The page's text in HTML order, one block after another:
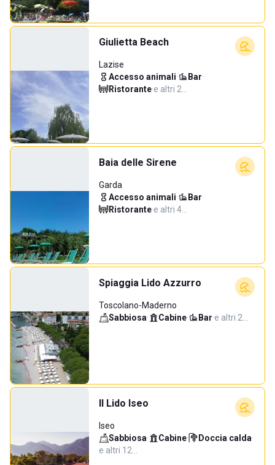
Giulietta Beach
Lazise
Accesso animali· Bar·
Ristorante·e altri 2…
Baia delle Sirene
Garda
Accesso animali· Bar·
Ristorante·e altri 4…
Spiaggia Lido Azzurro
Toscolano-Maderno
Sabbiosa· Cabine· Bar·e altri 2…
Il Lido Iseo
Iseo
Sabbiosa· Cabine· Doccia calda·
e altri 12…